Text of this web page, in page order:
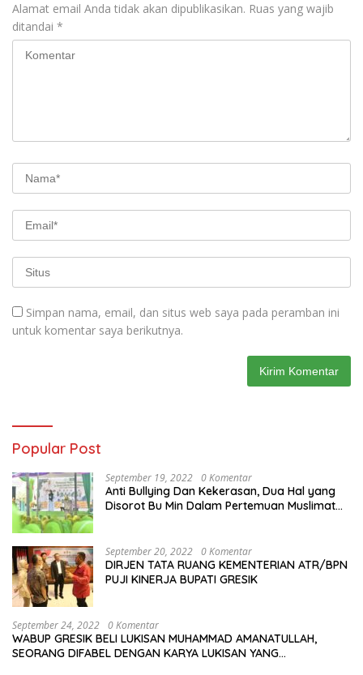
Alamat email Anda tidak akan dipublikasikan. Ruas yang wajib
ditandai *
Simpan nama, email, dan situs web saya pada peramban ini
untuk komentar saya berikutnya.
Popular Post
September 19, 2022 0 Komentar
Anti Bullying Dan Kekerasan, Dua Hal yang
Disorot Bu Min Dalam Pertemuan Muslimat
September 20, 2022 0 Komentar
DIRJEN TATA RUANG KEMENTERIAN ATR/BPN
PUJI KINERJA BUPATI GRESIK
September 24, 2022 0 Komentar
WABUP GRESIK BELI LUKISAN MUHAMMAD AMANATULLAH,
SEORANG DIFABEL DENGAN KARYA LUKISAN YANG